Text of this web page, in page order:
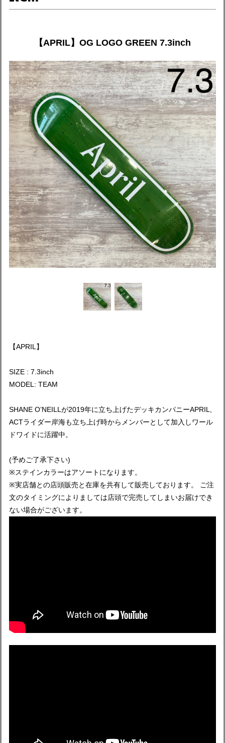
【APRIL】OG LOGO GREEN 7.3inch
【APRIL】
SIZE : 7.3inch
MODEL: TEAM
SHANE O’NEILLが2019年に立ち上げたデッキカンパニーAPRIL,
ACTライダー岸海も立ち上げ時からメンバーとして加入しワール
ドワイドに活躍中。
(予めご了承下さい)
※ステインカラーはアソートになります。
※実店舗との店頭販売と在庫を共有して販売しております。 ご注
文のタイミングによりましては店頭で完売してしまいお届けでき
ない場合がございます。